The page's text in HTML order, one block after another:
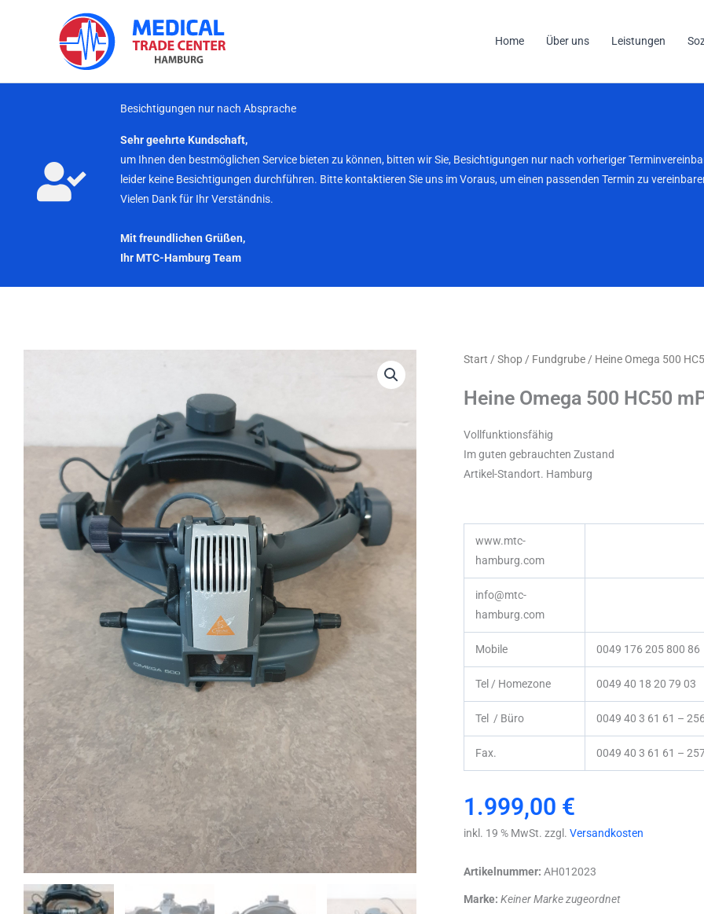
Home Über uns Leistungen
Besichtigungen nur nach Absprache
Sehr geehrte Kundschaft,
um Ihnen den bestmöglichen Service bieten zu können, bitten wir Sie, Besichtigungen nur nach vorheriger
leider keine Besichtigungen durchführen. Bitte kontaktieren Sie uns im Voraus, um einen passenden Termin zu
Vielen Dank für Ihr Verständnis.
Mit freundlichen Grüßen,
Ihr MTC-Hamburg Team
Start / Shop / Fundgrube / Heine Omega 500
Heine Omega 500 HC50
Vollfunktionsfähig
Im guten gebrauchten Zustand
Artikel-Standort. Hamburg
www.mtc-
hamburg.com
info@mtc-
hamburg.com
Mobile 0049 176 205 800 86
Tel / Homezone 0049 40 18 20 79 03
Tel / Büro 0049 40 3 61 61 – 256
Fax. 0049 40 3 61 61 –
1.999,00 €
inkl. 19 % MwSt. zzgl. Versandkosten
Artikelnummer: AH012023
Marke: Keiner Marke zugeordnet